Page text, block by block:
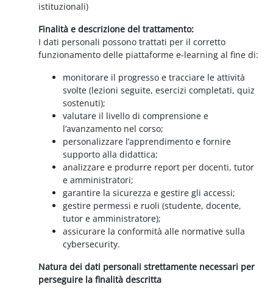
istituzionali)
Finalità e descrizione del trattamento:
I dati personali possono trattati per il corretto
funzionamento delle piattaforme e-learning al fine di:
monitorare il progresso e tracciare le attività
svolte (lezioni seguite, esercizi completati, quiz
sostenuti);
valutare il livello di comprensione e
l’avanzamento nel corso;
personalizzare l’apprendimento e fornire
supporto alla didattica;
analizzare e produrre report per docenti, tutor
e amministratori;
garantire la sicurezza e gestire gli accessi;
gestire permessi e ruoli (studente, docente,
tutor e amministratore);
assicurare la conformità alle normative sulla
cybersecurity.
Natura dei dati personali strettamente necessari per
perseguire la finalità descritta